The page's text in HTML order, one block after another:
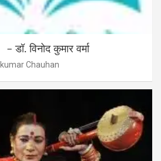
विनोद कुमार वर्मा
Chauhan